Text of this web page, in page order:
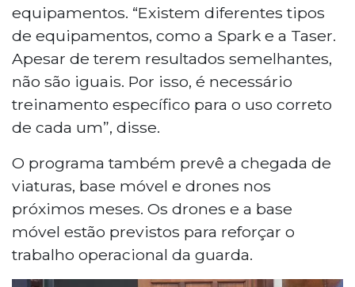
equipamentos. “Existem diferentes tipos
de equipamentos, como a Spark e a Taser.
Apesar de terem resultados semelhantes,
não são iguais. Por isso, é necessário
treinamento específico para o uso correto
de cada um”, disse.
O programa também prevê a chegada de
viaturas, base móvel e drones nos
próximos meses. Os drones e a base
móvel estão previstos para reforçar o
trabalho operacional da guarda.